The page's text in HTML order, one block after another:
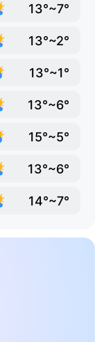
13°~7°
13°~2°
13°~1°
13°~6°
15°~5°
13°~6°
14°~7°